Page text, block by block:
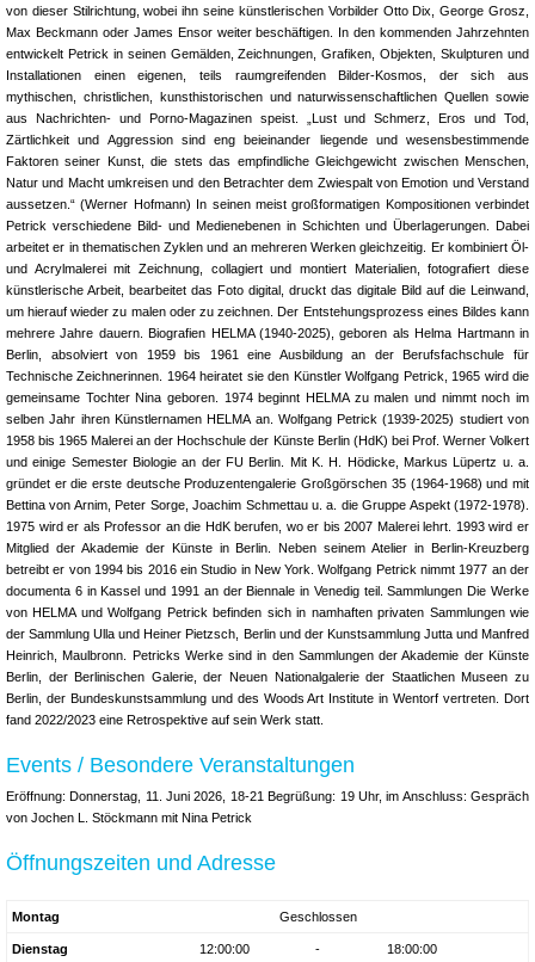
von dieser Stilrichtung, wobei ihn seine künstlerischen Vorbilder Otto Dix, George Grosz,
Max Beckmann oder James Ensor weiter beschäftigen. In den kommenden Jahrzehnten
entwickelt Petrick in seinen Gemälden, Zeichnungen, Grafiken, Objekten, Skulpturen und
Installationen einen eigenen, teils raumgreifenden Bilder-Kosmos, der sich aus
mythischen, christlichen, kunsthistorischen und naturwissenschaftlichen Quellen sowie
aus Nachrichten- und Porno-Magazinen speist. „Lust und Schmerz, Eros und Tod,
Zärtlichkeit und Aggression sind eng beieinander liegende und wesensbestimmende
Faktoren seiner Kunst, die stets das empfindliche Gleichgewicht zwischen Menschen,
Natur und Macht umkreisen und den Betrachter dem Zwiespalt von Emotion und Verstand
aussetzen.“ (Werner Hofmann) In seinen meist großformatigen Kompositionen verbindet
Petrick verschiedene Bild- und Medienebenen in Schichten und Überlagerungen. Dabei
arbeitet er in thematischen Zyklen und an mehreren Werken gleichzeitig. Er kombiniert Öl-
und Acrylmalerei mit Zeichnung, collagiert und montiert Materialien, fotografiert diese
künstlerische Arbeit, bearbeitet das Foto digital, druckt das digitale Bild auf die Leinwand,
um hierauf wieder zu malen oder zu zeichnen. Der Entstehungsprozess eines Bildes kann
mehrere Jahre dauern. Biografien HELMA (1940-2025), geboren als Helma Hartmann in
Berlin, absolviert von 1959 bis 1961 eine Ausbildung an der Berufsfachschule für
Technische Zeichnerinnen. 1964 heiratet sie den Künstler Wolfgang Petrick, 1965 wird die
gemeinsame Tochter Nina geboren. 1974 beginnt HELMA zu malen und nimmt noch im
selben Jahr ihren Künstlernamen HELMA an. Wolfgang Petrick (1939-2025) studiert von
1958 bis 1965 Malerei an der Hochschule der Künste Berlin (HdK) bei Prof. Werner Volkert
und einige Semester Biologie an der FU Berlin. Mit K. H. Hödicke, Markus Lüpertz u. a.
gründet er die erste deutsche Produzentengalerie Großgörschen 35 (1964-1968) und mit
Bettina von Arnim, Peter Sorge, Joachim Schmettau u. a. die Gruppe Aspekt (1972-1978).
1975 wird er als Professor an die HdK berufen, wo er bis 2007 Malerei lehrt. 1993 wird er
Mitglied der Akademie der Künste in Berlin. Neben seinem Atelier in Berlin-Kreuzberg
betreibt er von 1994 bis 2016 ein Studio in New York. Wolfgang Petrick nimmt 1977 an der
documenta 6 in Kassel und 1991 an der Biennale in Venedig teil. Sammlungen Die Werke
von HELMA und Wolfgang Petrick befinden sich in namhaften privaten Sammlungen wie
der Sammlung Ulla und Heiner Pietzsch, Berlin und der Kunstsammlung Jutta und Manfred
Heinrich, Maulbronn. Petricks Werke sind in den Sammlungen der Akademie der Künste
Berlin, der Berlinischen Galerie, der Neuen Nationalgalerie der Staatlichen Museen zu
Berlin, der Bundeskunstsammlung und des Woods Art Institute in Wentorf vertreten. Dort
fand 2022/2023 eine Retrospektive auf sein Werk statt.
Events / Besondere Veranstaltungen
Eröffnung: Donnerstag, 11. Juni 2026, 18-21 Begrüßung: 19 Uhr, im Anschluss: Gespräch
von Jochen L. Stöckmann mit Nina Petrick
Öffnungszeiten und Adresse
Montag Geschlossen
Dienstag 12:00:00 - 18:00:00